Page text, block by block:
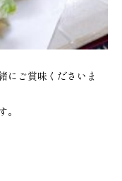
にご賞味くださいま